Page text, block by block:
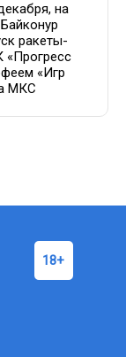
на
ракеты-
«Прогресс
«Игр
МКС